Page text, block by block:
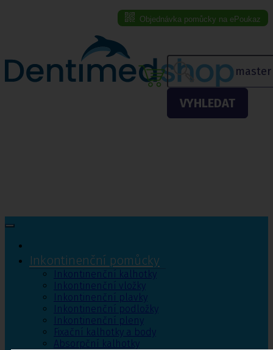
Objednávka pomůcky na ePoukaz
VYHLEDAT
Inkontinenční pomůcky
Inkontinenční kalhotky
Inkontinenční vložky
Inkontinenční plavky
Inkontinenční podložky
Inkontinenční pleny
Fixační kalhotky a body
Absorpční kalhotky